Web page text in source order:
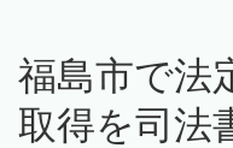
福島市で法
取得を司法